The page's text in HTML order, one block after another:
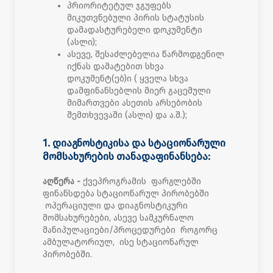
პრიორიტეტულ ჯგუფებს
მიკუთვნებული პირის სტატუსის
დამადასტურებელი დოკუმენტი
(ასლი);
ასევე, შესაძლებელია წარმოდგენილ
იქნას დამატებით სხვა
დოკუმენტ(ებ)ი ( ყველა სხვა
დამფინანსებლის მიერ გაცემული
მიმართვები ასეთის არსებობის
შემთხვევაში (ასლი) და ა.შ.);
1. დიაგნოსტიკისა და სტაციონარული
მომსახურების თანადაფინანსება:
აღწერა - ქვეპროგრამის ფარგლებში
ფინანსდება სტაციონარულ პირობებში
ოპერაციული და დიაგნოსტიკური
მომსახურებები, ასევე სამკურნალო
მანიპულაციები/პროცედურები როგორც
ამბულატორიულ, ისე სტაციონარულ
პირობებში.